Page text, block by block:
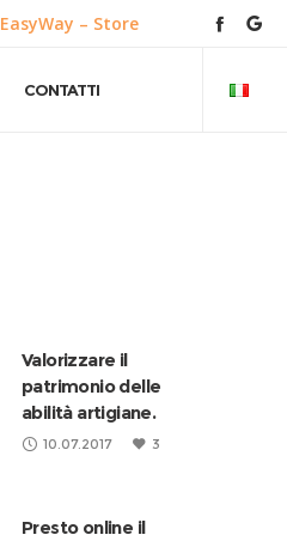
EasyWay – Store
CONTATTI
Valorizzare il
patrimonio delle
abilità artigiane.
10.07.2017 3
Presto online il